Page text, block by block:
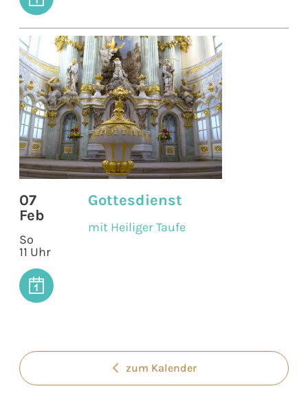
07
Feb
So
11 Uhr
Gottesdienst
mit Heiliger Taufe
zum Kalender